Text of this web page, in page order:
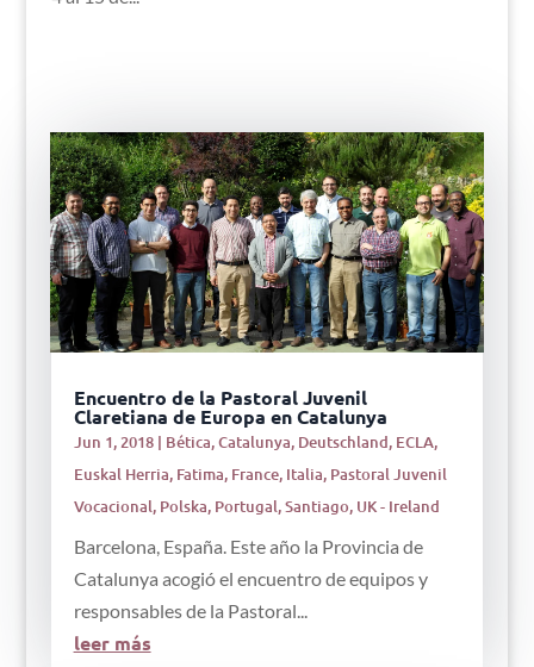
Encuentro de la Pastoral Juvenil
Claretiana de Europa en Catalunya
Jun 1, 2018| Bética,Catalunya, Deutschland, ECLA,
Euskal Herria, Fatima, France, Italia, Pastoral Juvenil
Vocacional, Polska, Portugal,Santiago, UK - Ireland
Barcelona, España. Este año la Provincia de
Catalunya acogió el encuentro de equipos y
responsables de la Pastoral...
leer más